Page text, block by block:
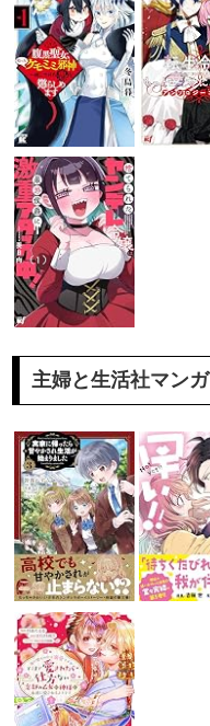
主婦と生活社マンガ